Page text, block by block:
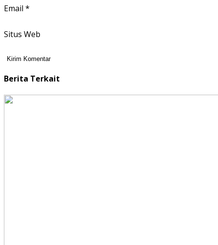
Email *
Situs Web
Berita Terkait